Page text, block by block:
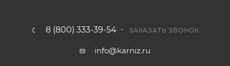
8 (800) 333-39-54 ЗАКАЗАТЬ ЗВОНОК
info@karniz.ru